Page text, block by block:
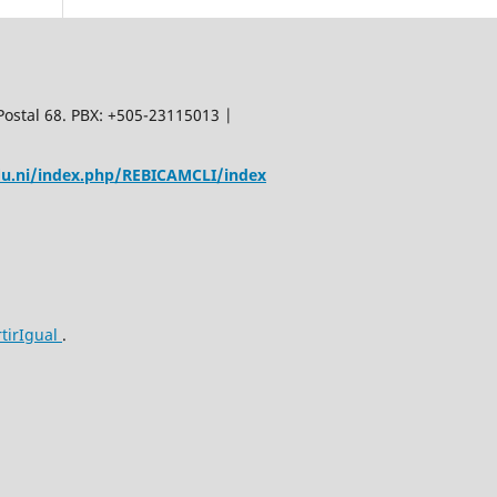
68. PBX: +505-23115013 |
index.php/REBICAMCLI/index
.